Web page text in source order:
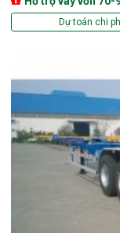
Dự toán chi